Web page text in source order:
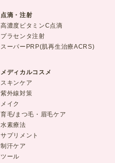
点滴・注射
高濃度ビタミンC点滴
プラセンタ注射
スーパーPRP(肌再生治療ACRS)
メディカルコスメ
スキンケア
紫外線対策
メイク
育毛/まつ毛・眉毛ケア
水素療法
サプリメント
制汗ケア
ツール